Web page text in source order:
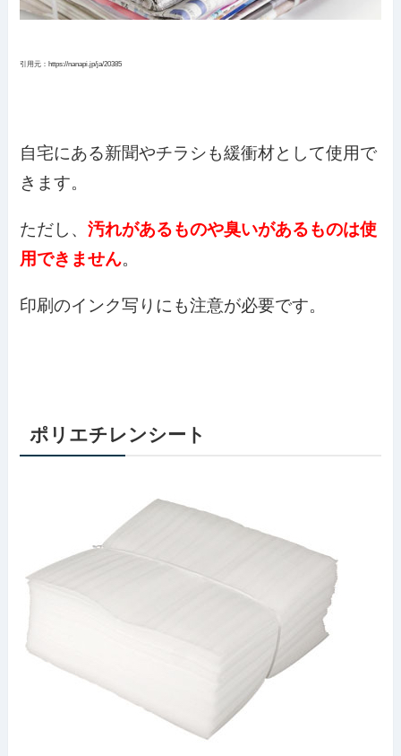
引用元：https://nanapi.jp/ja/20385
自宅にある新聞やチラシも緩衝材として使用で
きます。
ただし、汚れがあるものや臭いがあるものは使
用できません。
印刷のインク写りにも注意が必要です。
ポリエチレンシート